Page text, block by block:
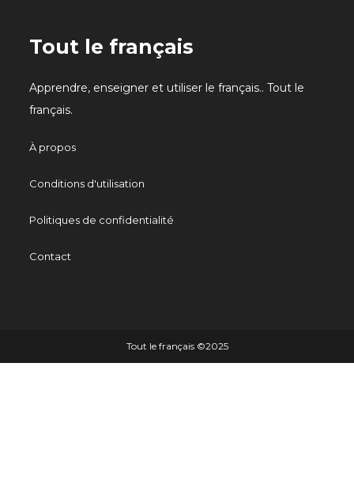
Tout le français
Apprendre, enseigner et utiliser le français.. Tout le
français.
À propos
Conditions d'utilisation
Politiques de confidentialité
Contact
Tout le français ©️2025